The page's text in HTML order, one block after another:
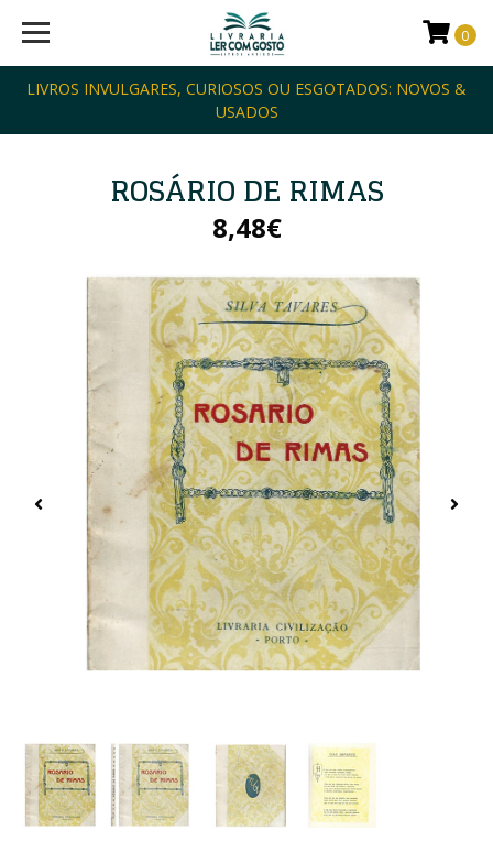
LIVROS INVULGARES, CURIOSOS OU ESGOTADOS: NOVOS &
USADOS
0
ROSÁRIO DE RIMAS
8,48€